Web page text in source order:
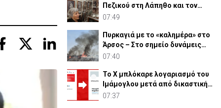
Πεζικού στη Λάπηθο και τον
Καραβά
07:49
Πυρκαγιά με το «καλημέρα» στο
Άρσος – Στο σημείο δυνάμεις
πυρόσβεσης
07:40
Το X μπλόκαρε λογαριασμό του
Ιμάμογλου μετά από δικαστική
εντολή - Η αντιδραση
07:37